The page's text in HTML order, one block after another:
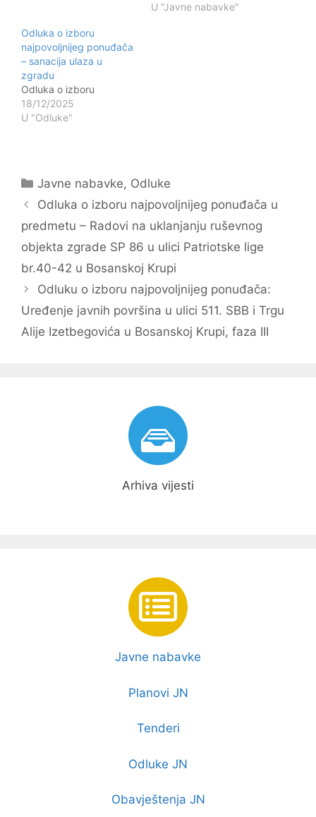
U "Javne nabavke"
Odluka o izboru
najpovoljnijeg ponuđača
– sanacija ulaza u
zgradu
Odluka o izboru
18/12/2025
U "Odluke"
Kategorije
Javne nabavke, Odluke
Navigacija
objava
Odluka o izboru najpovoljnijeg ponuđača u
predmetu – Radovi na uklanjanju ruševnog
objekta zgrade SP 86 u ulici Patriotske lige
br.40-42 u Bosanskoj Krupi
Odluku o izboru najpovoljnijeg ponuđača:
Uređenje javnih površina u ulici 511. SBB i Trgu
Alije Izetbegovića u Bosanskoj Krupi, faza III
Arhiva vijesti
Javne nabavke
Planovi JN
Tenderi
Odluke JN
Obavještenja JN